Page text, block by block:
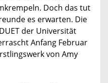
Doch das tut
es erwarten. Die
der Universität
Anfang Februar
von Amy